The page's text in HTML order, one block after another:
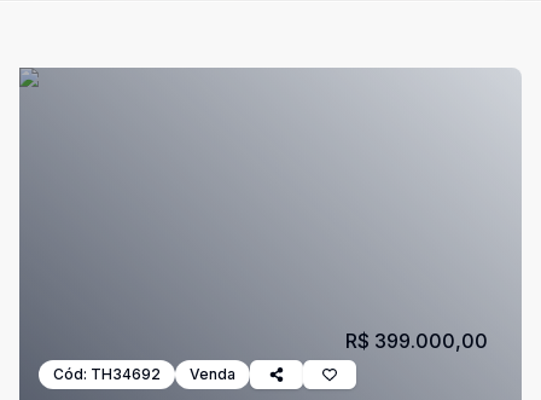
Cód: TH34692 Venda
R$ 399.000,00